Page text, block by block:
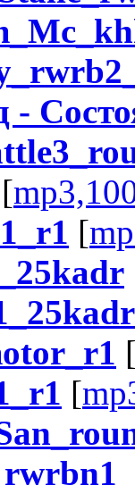
-
[
[
[